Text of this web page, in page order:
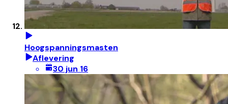
Hoogspanningsmasten
Aflevering
30 jun 16